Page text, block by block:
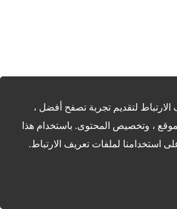
لتقديم تجربة تصفح أفضل ،
، وتخصيص المحتوى. باستخدام هذا
استخدامنا لملفات تعريف الارتباط.